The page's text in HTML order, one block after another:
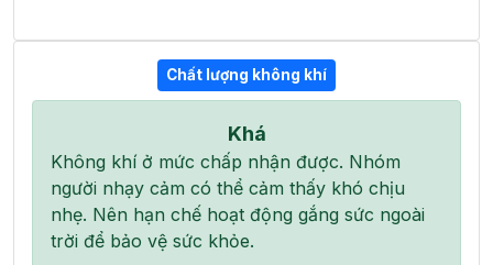
Chất lượng không khí
Khá
Không khí ở mức chấp nhận được. Nhóm
người nhạy cảm có thể cảm thấy khó chịu
nhẹ. Nên hạn chế hoạt động gắng sức ngoài
trời để bảo vệ sức khỏe.